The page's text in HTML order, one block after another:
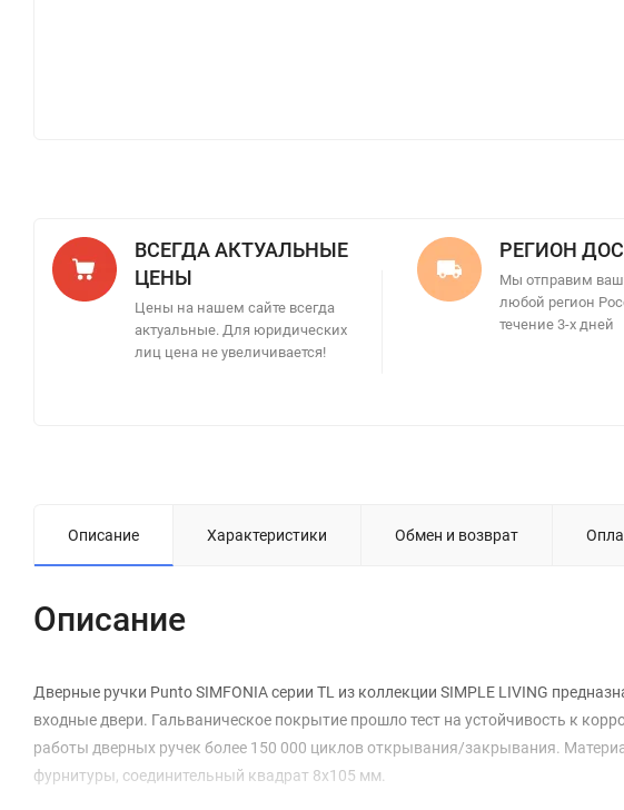
ВСЕГДА АКТУАЛЬНЫЕ
ЦЕНЫ
Цены на нашем сайте всегда
актуальные. Для юридических
лиц цена не увеличивается!
РЕГИОН
Мы отправим
любой регион
течение 3-х дней
Описание Характеристики Обмен и возврат
Описание
Дверные ручки Punto SIMFONIA серии TL из коллекции SIMPLE LIVING
входные двери. Гальваническое покрытие прошло тест на устойчивость к
работы дверных ручек более 150 000 циклов открывания/закрывания.
фурнитуры, соединительный квадрат 8x105 мм.